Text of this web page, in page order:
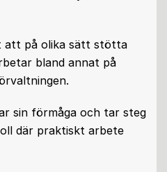
att på olika sätt stötta
bland annat på
sin förmåga och tar steg
där praktiskt arbete